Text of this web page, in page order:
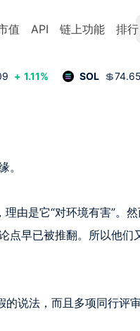
值 API 链上功能 排行
+ 1.11% SOL 💲74.65
。
由是它“对环境有害”。
早已被推翻。所以他们
说法，而且多项同行评